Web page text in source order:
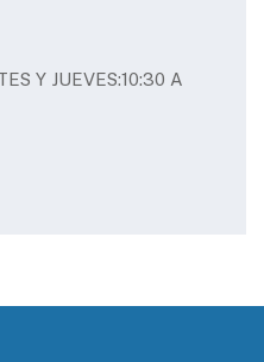
Y JUEVES:10:30 A